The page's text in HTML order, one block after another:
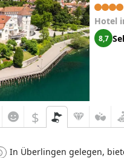
Hotel
8,7
$
In Überlingen gelegen,